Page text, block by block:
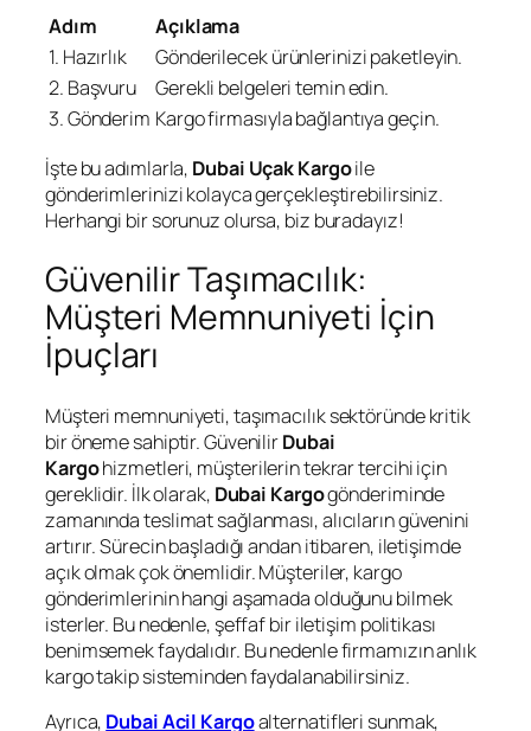
Adım
Açıklama
1. Hazırlık
Gönderilecek ürünlerinizi paketleyin.
2. Başvuru
Gerekli belgeleri temin edin.
3. Gönderim Kargo firmasıyla bağlantıya geçin.
İşte bu adımlarla, Dubai Uçak Kargoile
gönderimlerinizi kolayca gerçekleştirebilirsiniz.
Herhangi bir sorunuz olursa, biz buradayız!
Güvenilir Taşımacılık:
Müşteri Memnuniyeti İçin
İpuçları
Müşteri memnuniyeti, taşımacılık sektöründe kritik
bir öneme sahiptir. GüvenilirDubai
Kargohizmetleri, müşterilerin tekrar tercihi için
gereklidir. İlk olarak, Dubai Kargogönderiminde
zamanında teslimat sağlanması, alıcıların güvenini
artırır. Sürecin başladığı andan itibaren, iletişimde
açık olmak çok önemlidir. Müşteriler, kargo
gönderimlerinin hangi aşamada olduğunu bilmek
isterler. Bu nedenle, şeffaf bir iletişim politikası
benimsemek faydalıdır. Bu nedenle firmamızın anlık
kargo takip sisteminden faydalanabilirsiniz.
Ayrıca, Dubai Acil Kargoalternatifleri sunmak,